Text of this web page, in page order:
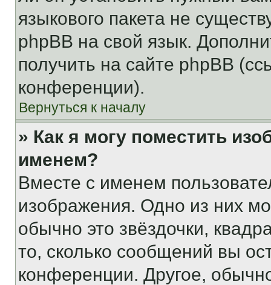
языкового пакета не
phpBB на свой язык.
получить на сайте phpBB
конференции).
Вернуться к началу
» Как я могу поместить
именем?
Вместе с именем
изображения. Одно из них
обычно это звёздочки,
то, сколько сообщений вы
конференции. Другое,